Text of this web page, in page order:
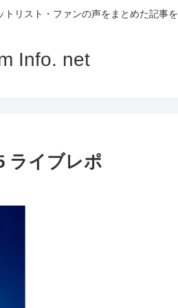
リスト・ファンの声をまとめた記事
Info. net
ライブレポ